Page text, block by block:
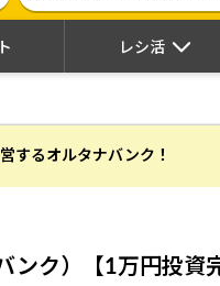
レシ活
するオルタナバンク！
ンク）【1万円投資